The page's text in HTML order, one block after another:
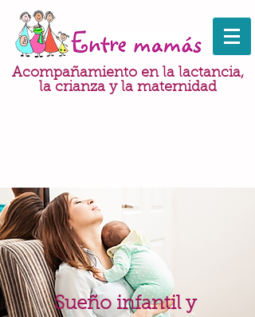
Acompañamiento en la lactancia,
la crianza y la maternidad
Sueño infantil y